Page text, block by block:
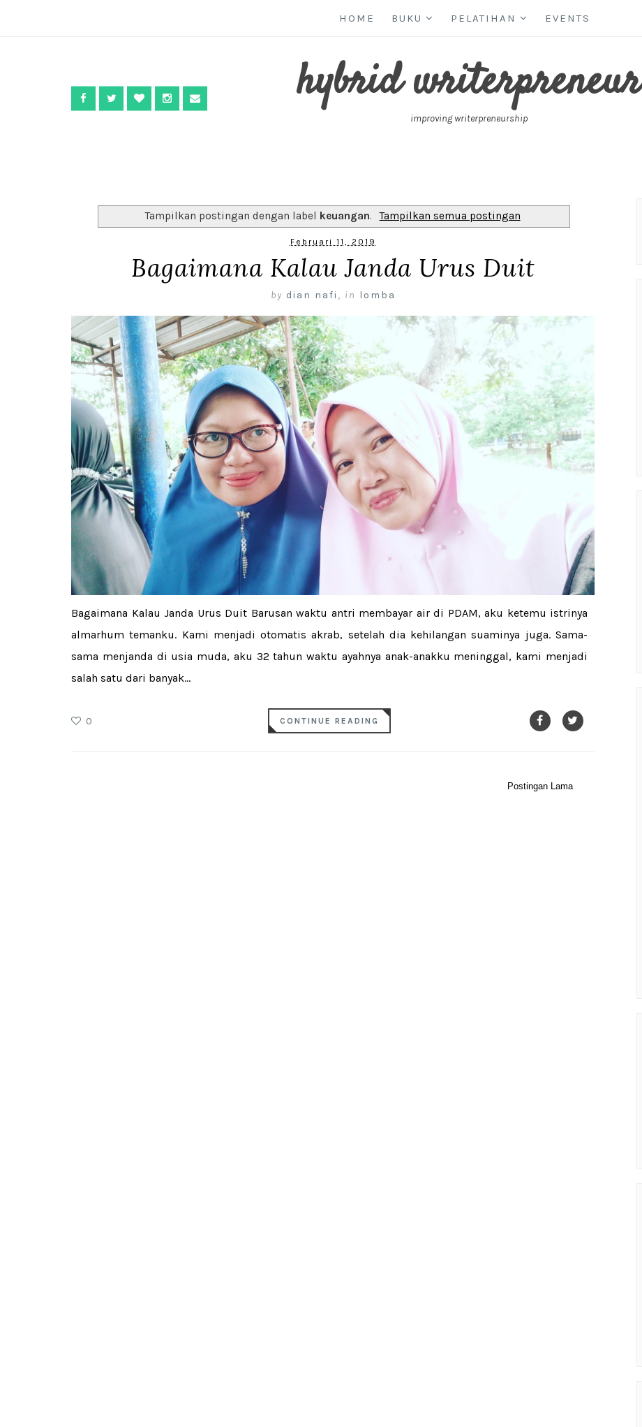
HOME BUKU PELATIHAN EVENTS
hybrid writerpreneur
improving writerpreneurship
Tampilkan postingan dengan label keuangan. Tampilkan semua postingan
Februari 11, 2019
Bagaimana Kalau Janda Urus Duit
by dian nafi , in lomba
Bagaimana Kalau Janda Urus Duit Barusan waktu antri membayar air di PDAM, aku ketemu istrinya
almarhum temanku. Kami menjadi otomatis akrab, setelah dia kehilangan suaminya juga. Sama-
sama menjanda di usia muda, aku 32 tahun waktu ayahnya anak-anakku meninggal, kami menjadi
salah satu dari banyak...
0 CONTINUE READING
Postingan Lama